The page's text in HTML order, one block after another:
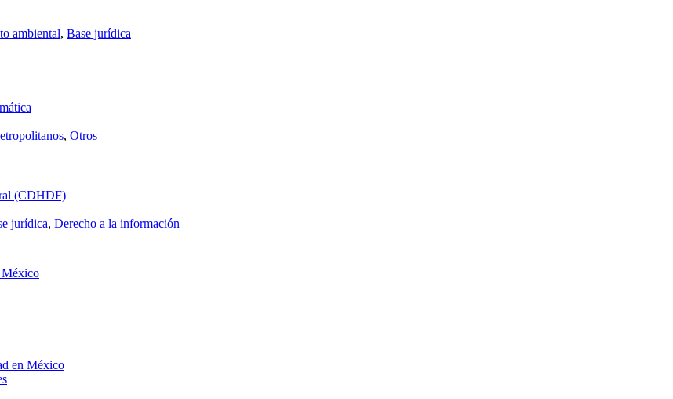
ambiental, Base jurídica
, Otros
(CDHDF)
jurídica, Derecho a la información
México
en México